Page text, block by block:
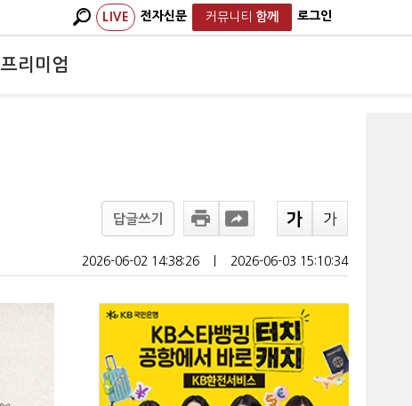
LIVE 전자신문 커뮤니티 함께 로그인
프리미엄
답글쓰기
2026-06-02 14:38:26 2026-06-03 15:10:34